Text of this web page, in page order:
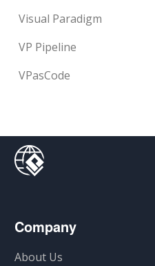
Visual Paradigm
VP Pipeline
VPasCode
Company
About Us